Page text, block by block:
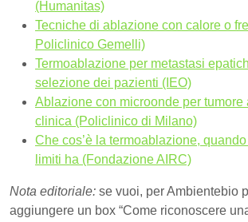
(Humanitas)
Tecniche di ablazione con calore o
Policlinico Gemelli)
Termoablazione per metastasi
selezione dei pazienti (IEO)
Ablazione con microonde per tumore
clinica (Policlinico di Milano)
Che cos’è la termoablazione,
limiti ha (Fondazione AIRC)
Nota editoriale: se vuoi, per Ambientebio
aggiungere un box “Come riconoscere